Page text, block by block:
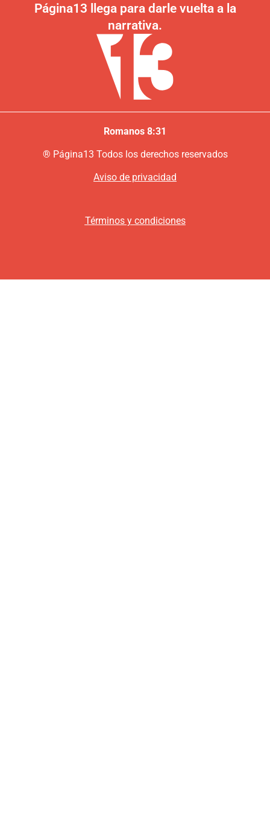
Página13 llega para darle vuelta a la
narrativa.
Romanos 8:31
® Página13 Todos los derechos reservados
Aviso de privacidad
Términos y condiciones